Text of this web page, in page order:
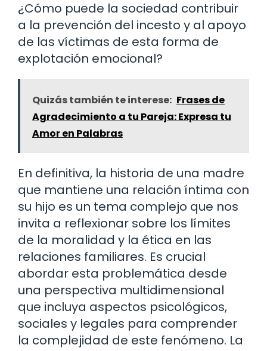
¿Cómo puede la sociedad contribuir
a la prevención del incesto y al apoyo
de las víctimas de esta forma de
explotación emocional?
Quizás también te interese: Frases de
Agradecimiento a tu Pareja: Expresa tu
Amor en Palabras
En definitiva, la historia de una madre
que mantiene una relación íntima con
su hijo es un tema complejo que nos
invita a reflexionar sobre los límites
de la moralidad y la ética en las
relaciones familiares. Es crucial
abordar esta problemática desde
una perspectiva multidimensional
que incluya aspectos psicológicos,
sociales y legales para comprender
la complejidad de este fenómeno. La